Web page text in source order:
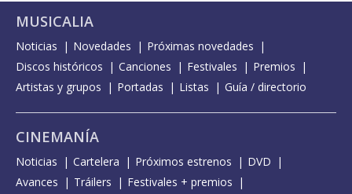
MUSICALIA
Noticias Novedades
Próximas novedades
Discos históricos
Canciones Festivales
Premios
Artistas y grupos
Portadas Listas Guía / directorio
CINEMANÍA
Noticias Cartelera Próximos estrenos
DVD
Avances
Tráilers
Festivales + premios